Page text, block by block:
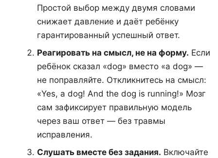
Простой выбор между двумя словами
снижает давление и даёт ребёнку
гарантированный успешный ответ.
Реагировать на смысл, не на форму. Если
ребёнок сказал «dog» вместо «a dog» —
не поправляйте. Откликнитесь на смысл:
«Yes, a dog! And the dog is running!» Мозг
сам зафиксирует правильную модель
через ваш ответ — без травмы
исправления.
Слушать вместе без задания. Включайте